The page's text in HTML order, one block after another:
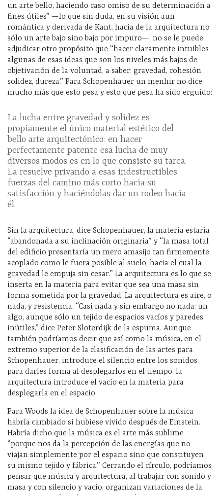
un arte bello, haciendo caso omiso de su determinación a
fines útiles” —lo que sin duda, en su visión aun
romántica y derivada de Kant, hacía de la arquitectura no
sólo un arte bajo sino bajo por impuro—, no se le puede
adjudicar otro propósito que “hacer claramente intuibles
algunas de esas ideas que son los niveles más bajos de
objetivación de la voluntad, a saber: gravedad, cohesión,
solidez, dureza.” Para Schopenhauer un menhir no dice
mucho más que esto pesa y esto que pesa ha sido erguido:
La lucha entre gravedad y solidez es
propiamente el único material estético del
bello arte arquitectónico: en hacer
perfectamente patente esa lucha de muy
diversos modos es en lo que consiste su tarea.
La resuelve privando a esas indestructibles
fuerzas del camino más corto hacia su
satisfacción y haciéndolas dar un rodeo hacia
él.
Sin la arquitectura, dice Schopenhauer, la materia estaría
“abandonada a su inclinación originaria” y “la masa total
del edificio presentaría un mero amasijo tan firmemente
acoplado como le fuera posible al suelo, hacia el cual la
gravedad le empuja sin cesar.” La arquitectura es lo que se
inserta en la materia para evitar que sea una masa sin
forma sometida por la gravedad. La arquitectura es aire, o
nada, y resistencia. “Casi nada y sin embargo no nada: un
algo, aunque sólo un tejido de espacios vacíos y paredes
inútiles,” dice Peter Sloterdijk de la espuma. Aunque
también podríamos decir que así como la música, en el
extremo superior de la clasificación de las artes para
Schopenhauer, introduce el silencio entre los sonidos
para darles forma al desplegarlos en el tiempo, la
arquitectura introduce el vacío en la materia para
desplegarla en el espacio.
Para Woods la idea de Schopenhauer sobre la música
habría cambiado si hubiese vivido después de Einstein.
Habría dicho que la música es el arte más sublime
“porque nos da la percepción de las energías que no
viajan simplemente por el espacio sino que constituyen
su mismo tejido y fábrica.” Cerrando el círculo, podríamos
pensar que música y arquitectura, al trabajar con sonido y
masa y con silencio y vacío, organizan variaciones de la